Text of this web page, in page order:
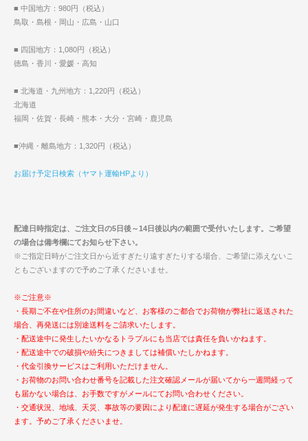
■ 中国地方：980円（税込）
鳥取・島根・岡山・広島・山口
■ 四国地方：1,080円（税込）
徳島・香川・愛媛・高知
■ 北海道・九州地方：1,220円（税込）
北海道
福岡・佐賀・長崎・熊本・大分・宮崎・鹿児島
■沖縄・離島地方：1,320円（税込）
お届け予定日検索（ヤマト運輸HPより）
配達日時指定は、ご注文日の5日後～14日後以内の範囲で受付いたします。ご希望
の場合は備考欄にてお知らせ下さい。
※ご指定日時がご注文日から近すぎたり遠すぎたりする場合、ご希望に添えないこ
ともございますので予めご了承くださいませ。
※ご注意※
・長期ご不在や住所のお間違いなど、お客様のご都合でお荷物が弊社に返送された
場合、再発送には別途送料をご請求いたします。
・配送途中に発生したいかなるトラブルにも当店では責任を負いかねます。
・配送途中での破損や紛失につきましては補償いたしかねます。
・代金引換サービスはご利用いただけません。
・お荷物のお問い合わせ番号を記載した注文確認メールが届いてから一週間経って
も届かない場合は、お手数ですがメールにてお問い合わせください。
・交通状況、地域、天災、事故等の要因により配達に遅延が発生する場合がござい
ます。予めご了承くださいませ。